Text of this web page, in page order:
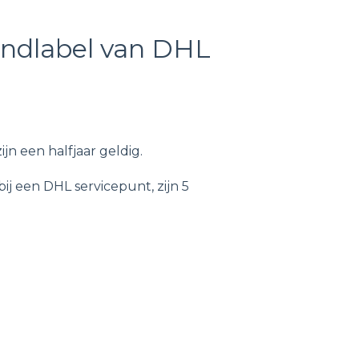
van DHL
een halfjaar geldig.
een DHL servicepunt, zijn 5